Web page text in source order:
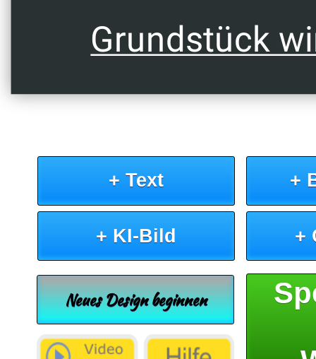
Grundstück
+ Text +
+ KI-Bild +
Neues Design beginnen